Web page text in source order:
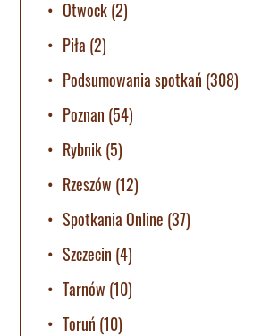
Otwock(2)
Piła (2)
Podsumowania spotkań (308)
Poznan (54)
Rybnik(5)
Rzeszów (12)
Spotkania Online (37)
Szczecin (4)
Tarnów (10)
Toruń (10)